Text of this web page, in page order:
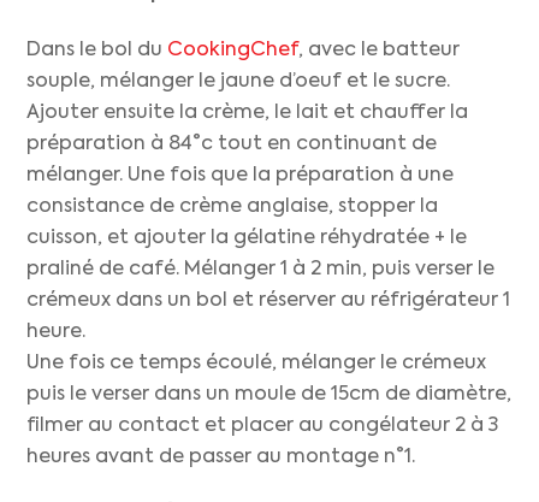
Dans le bol du CookingChef, avec le batteur
souple, mélanger le jaune d’oeuf et le sucre.
Ajouter ensuite la crème, le lait et chauffer la
préparation à 84°c tout en continuant de
mélanger. Une fois que la préparation à une
consistance de crème anglaise, stopper la
cuisson, et ajouter la gélatine réhydratée + le
praliné de café. Mélanger 1 à 2 min, puis verser le
crémeux dans un bol et réserver au réfrigérateur 1
heure.
Une fois ce temps écoulé, mélanger le crémeux
puis le verser dans un moule de 15cm de diamètre,
filmer au contact et placer au congélateur 2 à 3
heures avant de passer au montage n°1.